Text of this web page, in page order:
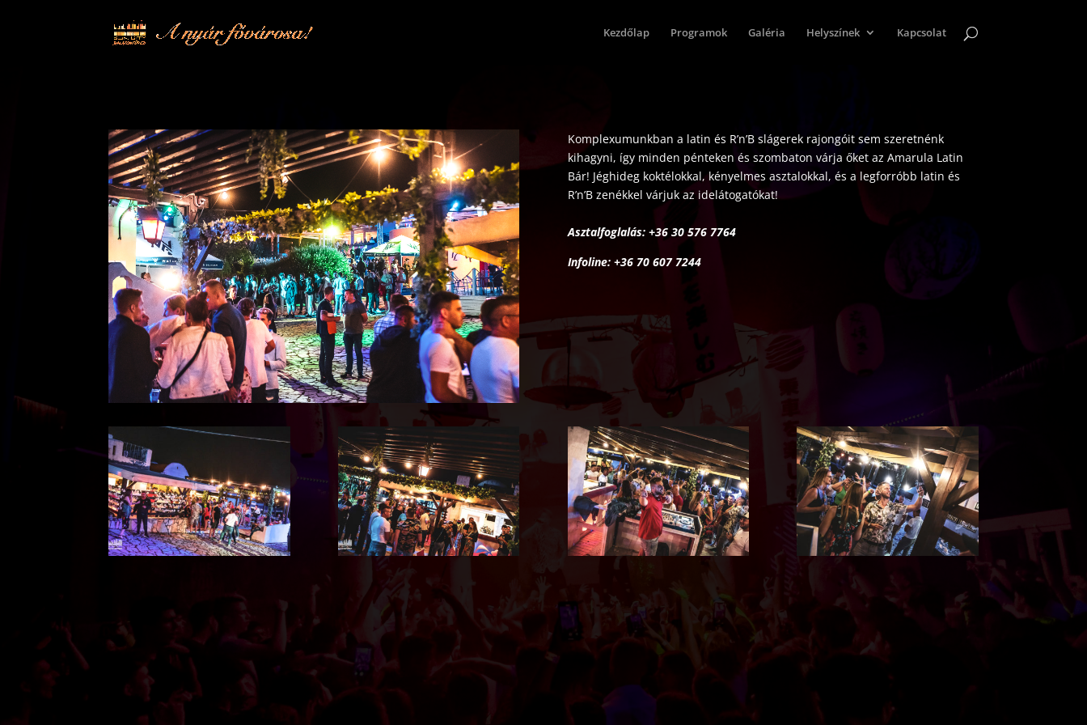
Kezdőlap Programok Galéria Helyszínek Kapcsolat
Komplexumunkban a latin és R’n’B slágerek rajongóit sem szeretnénk
kihagyni, így minden pénteken és szombaton várja őket az Amarula Latin
Bár! Jéghideg koktélokkal, kényelmes asztalokkal, és a legforróbb latin és
R’n’B zenékkel várjuk az idelátogatókat!
Asztalfoglalás: +36 30 576 7764
Infoline: +36 70 607 7244